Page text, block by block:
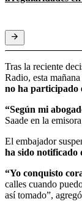
Tras la reciente
Radio, esta
no ha participado
“Según mi
Saade en la
El embajador
ha sido notificado
“Yo conquisto
calles cuando
así tomado”,